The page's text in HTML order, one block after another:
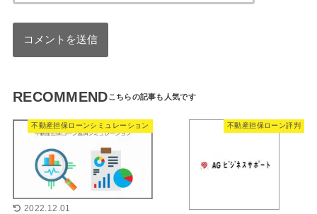
RECOMMEND
不動産担保ローンシミュレーション
2022.12.01
不動産担保ローン評判